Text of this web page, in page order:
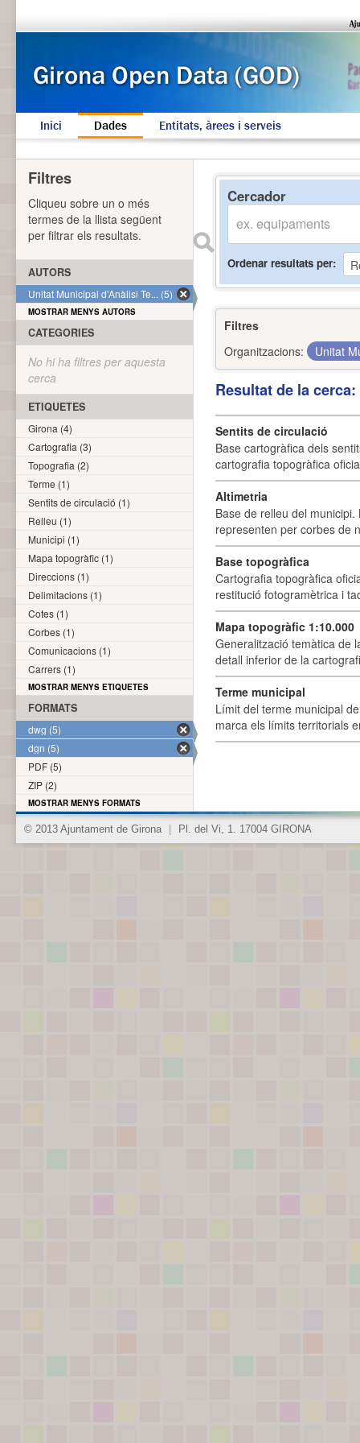
Inici Dades Entitats, àrees i serveis
Cercador
Ordenar resultats per
Filtres
Organitzacions:
Unitat
Resultat de la
Sentits de circulació
Base cartogràfica dels
cartografia topogràfica
Altimetria
Base de relleu del
representen per corbes de
Base topogràfica
Cartografia topogràfica
restitució fotogramètrica i
Mapa topogràfic 1:10.000
Generalització temàtica de
detall inferior de la
Terme municipal
Límit del terme municipal
marca els límits territorials
Filtres
Cliqueu sobre un o més
termes de la llista següent
per filtrar els resultats.
AUTORS
Unitat Municipal d'Anàlisi Te... (5)
MOSTRAR MENYS AUTORS
CATEGORIES
No hi ha filtres per aquesta
cerca
ETIQUETES
Girona (4)
Cartografia (3)
Topografia (2)
Terme (1)
Sentits de circulació (1)
Relleu (1)
Municipi (1)
Mapa topogràfic (1)
Direccions (1)
Delimitacions (1)
Cotes (1)
Corbes (1)
Comunicacions (1)
Carrers (1)
MOSTRAR MENYS ETIQUETES
FORMATS
dwg (5)
dgn (5)
PDF (5)
ZIP (2)
MOSTRAR MENYS FORMATS
© 2013 Ajuntament de Girona Pl. del Vi, 1. 17004 GIRONA